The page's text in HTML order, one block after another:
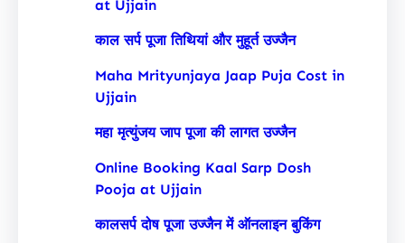
at Ujjain
काल सर्प पूजा तिथियां और मुहूर्त उज्जैन
Maha Mrityunjaya Jaap Puja Cost in
Ujjain
महा मृत्युंजय जाप पूजा की लागत उज्जैन
Online Booking Kaal Sarp Dosh
Pooja at Ujjain
कालसर्प दोष पूजा उज्जैन में ऑनलाइन बुकिंग